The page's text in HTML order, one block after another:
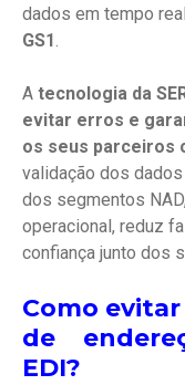
dados em tempo
GS1.
A tecnologia da
evitar erros e
os seus parceiros
validação dos
dos segmentos
operacional, reduz
confiança junto dos
Como
de
EDI?